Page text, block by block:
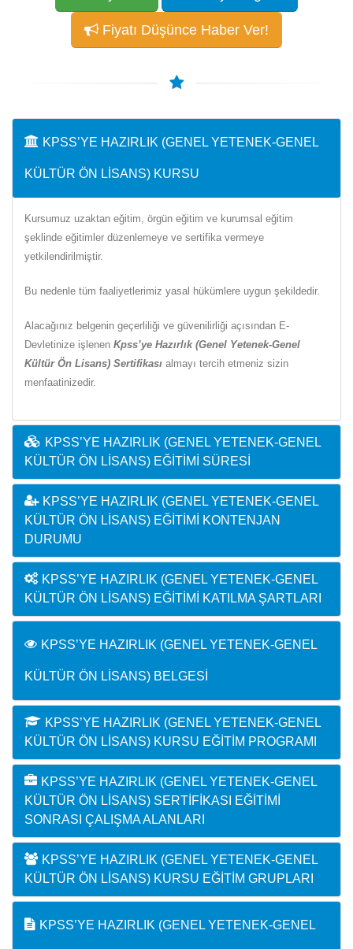
Fiyatı Düşünce Haber Ver!
KPSS’YE HAZIRLIK (GENEL YETENEK-GENEL
KÜLTÜR ÖN LISANS) KURSU
Kursumuz uzaktan eğitim, örgün eğitim ve kurumsal eğitim
şeklinde eğitimler düzenlemeye ve sertifika vermeye
yetkilendirilmiştir.
Bu nedenle tüm faaliyetlerimiz yasal hükümlere uygun şekildedir.
Alacağınız belgenin geçerliliği ve güvenilirliği açısından E-
Devletinize işlenen Kpss’ye Hazırlık (Genel Yetenek-Genel
Kültür Ön Lisans) Sertifikası almayı tercih etmeniz sizin
menfaatinizedir.
KPSS’YE HAZIRLIK (GENEL YETENEK-GENEL
KÜLTÜR ÖN LISANS) EĞITIMI SÜRESI
KPSS’YE HAZIRLIK (GENEL YETENEK-GENEL
KÜLTÜR ÖN LISANS) EĞITIMI KONTENJAN
DURUMU
KPSS’YE HAZIRLIK (GENEL YETENEK-GENEL
KÜLTÜR ÖN LISANS) EĞITIMI KATILMA ŞARTLARI
KPSS’YE HAZIRLIK (GENEL YETENEK-GENEL
KÜLTÜR ÖN LISANS) BELGESI
KPSS’YE HAZIRLIK (GENEL YETENEK-GENEL
KÜLTÜR ÖN LISANS) KURSU EĞITIM PROGRAMI
KPSS’YE HAZIRLIK (GENEL YETENEK-GENEL
KÜLTÜR ÖN LISANS) SERTIFIKASI EĞITIMI
SONRASI ÇALIŞMA ALANLARI
KPSS’YE HAZIRLIK (GENEL YETENEK-GENEL
KÜLTÜR ÖN LISANS) KURSU EĞITIM GRUPLARI
KPSS’YE HAZIRLIK (GENEL YETENEK-GENEL